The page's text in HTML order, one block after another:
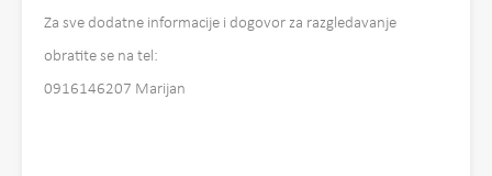
Za sve dodatne informacije i dogovor za razgledavanje
obratite se na tel:
0916146207 Marijan